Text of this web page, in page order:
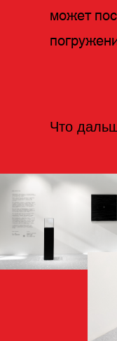
может
Что
Авторы
покупки
на
сразу
Проект,
имеет
сбор